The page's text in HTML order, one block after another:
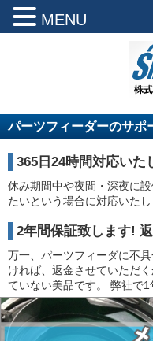
パーツフィーダーのサポ
365日24時間対応いた
休み期間中や夜間・深夜に
たいという場合に対応いたし
2年間保証致します!
万一、パーツフィーダに不
ければ、返金させていただ
ていない美品です。 弊社で1
MENU